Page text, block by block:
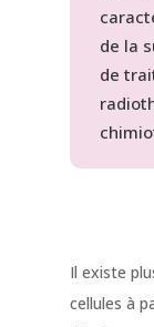
de la
de
Il existe
cellules à